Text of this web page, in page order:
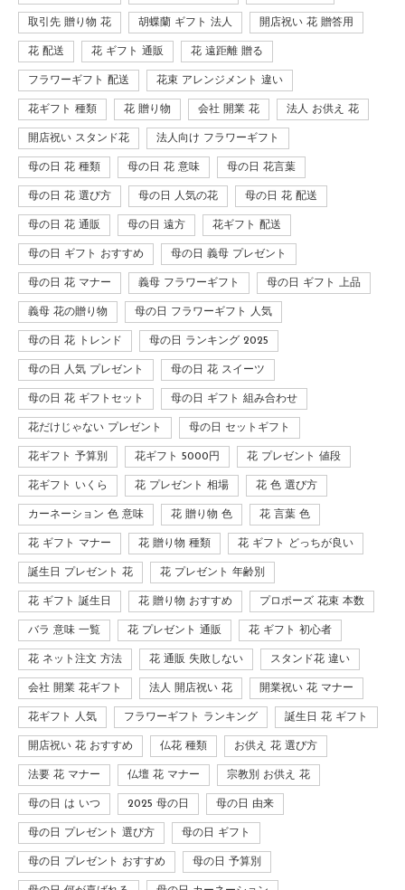
取引先 贈り物 花 胡蝶蘭 ギフト 法人 開店祝い 花 贈答用
花 配送 花 ギフト 通販 花 遠距離 贈る
フラワーギフト 配送 花束 アレンジメント 違い
花ギフト 種類 花 贈り物 会社 開業 花 法人 お供え 花
開店祝い スタンド花 法人向け フラワーギフト
母の日 花 種類 母の日 花 意味 母の日 花言葉
母の日 花 選び方 母の日 人気の花 母の日 花 配送
母の日 花 通販 母の日 遠方 花ギフト 配送
母の日 ギフト おすすめ 母の日 義母 プレゼント
母の日 花 マナー 義母 フラワーギフト 母の日 ギフト 上品
義母 花の贈り物 母の日 フラワーギフト 人気
母の日 花 トレンド 母の日 ランキング 2025
母の日 人気 プレゼント 母の日 花 スイーツ
母の日 花 ギフトセット 母の日 ギフト 組み合わせ
花だけじゃない プレゼント 母の日 セットギフト
花ギフト 予算別 花ギフト 5000円 花 プレゼント 値段
花ギフト いくら 花 プレゼント 相場 花 色 選び方
カーネーション 色 意味 花 贈り物 色 花 言葉 色
花 ギフト マナー 花 贈り物 種類 花 ギフト どっちが良い
誕生日 プレゼント 花 花 プレゼント 年齢別
花 ギフト 誕生日 花 贈り物 おすすめ プロポーズ 花束 本数
バラ 意味 一覧 花 プレゼント 通販 花 ギフト 初心者
花 ネット注文 方法 花 通販 失敗しない スタンド花 違い
会社 開業 花ギフト 法人 開店祝い 花 開業祝い 花 マナー
花ギフト 人気 フラワーギフト ランキング 誕生日 花 ギフト
開店祝い 花 おすすめ 仏花 種類 お供え 花 選び方
法要 花 マナー 仏壇 花 マナー 宗教別 お供え 花
母の日 は いつ 2025 母の日 母の日 由来
母の日 プレゼント 選び方 母の日 ギフト
母の日 プレゼント おすすめ 母の日 予算別